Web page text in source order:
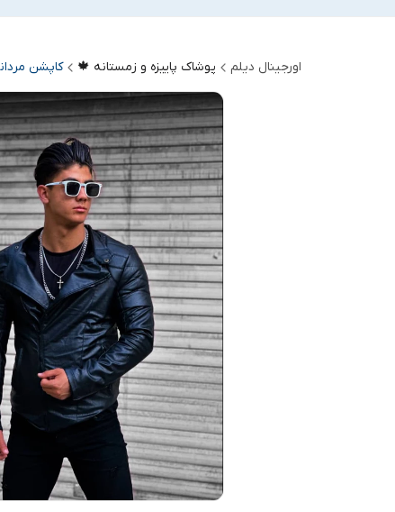
اورجینال دیلم پوشاک پاییزه و زمستانه 🍁 کاپشن